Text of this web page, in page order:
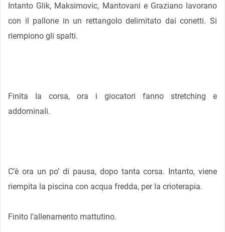
Intanto Glik, Maksimovic, Mantovani e Graziano lavorano
con il pallone in un rettangolo delimitato dai conetti. Si
riempiono gli spalti.
Finita la corsa, ora i giocatori fanno stretching e
addominali.
C’è ora un po’ di pausa, dopo tanta corsa. Intanto, viene
riempita la piscina con acqua fredda, per la crioterapia.
Finito l’allenamento mattutino.